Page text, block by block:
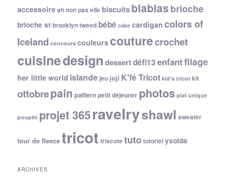
accessoireah non pas elle biscuitsblablas brioche
brioche st brooklyn tweed bébé cake cardigan colors of
Iceland concours couleurscouturecrochet
cuisinedesigndessertdéfi13enfantfilage
her little world islande jeu joji K'fé Tricot kid's tricot kit
ottobrepain pattern petit déjeuner photos plat unique
poupée projet 365ravelryshawl sweater
tour de fleecetricot triscote tutotutorielysolda
ARCHIVES